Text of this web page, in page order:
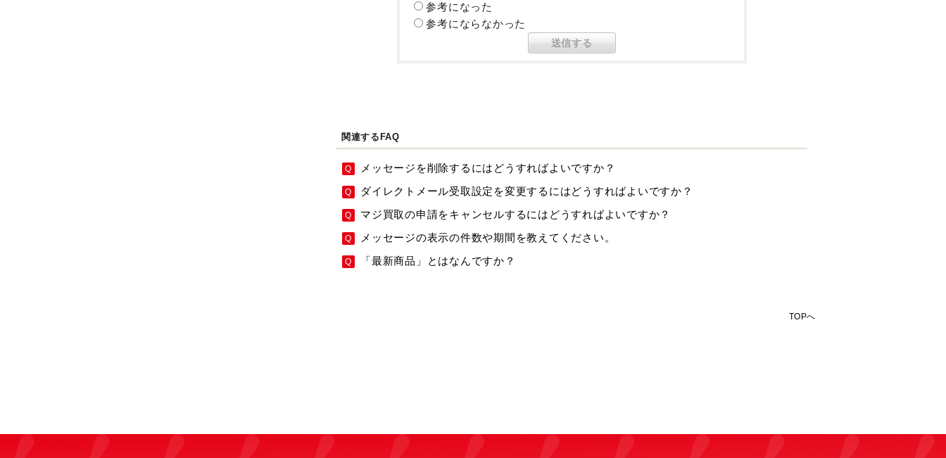
参考になった
参考にならなかった
関連するFAQ
メッセージを削除するにはどうすればよいですか？
ダイレクトメール受取設定を変更するにはどうすればよいですか？
マジ買取の申請をキャンセルするにはどうすればよいですか？
メッセージの表示の件数や期間を教えてください。
「最新商品」とはなんですか？
TOPへ